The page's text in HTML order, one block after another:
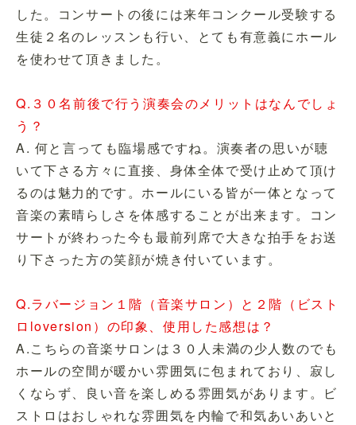
した。コンサートの後には来年コンクール受験する
生徒２名のレッスンも行い、とても有意義にホール
を使わせて頂きました。
Q.３０名前後で行う演奏会のメリットはなんでしょ
う？
A. 何と言っても臨場感ですね。演奏者の思いが聴
いて下さる方々に直接、身体全体で受け止めて頂け
るのは魅力的です。ホールにいる皆が一体となって
音楽の素晴らしさを体感することが出来ます。コン
サートが終わった今も最前列席で大きな拍手をお送
り下さった方の笑顔が焼き付いています。
Q.ラバージョン１階（音楽サロン）と２階（ビスト
ロloversion）の印象、使用した感想は？
A.こちらの音楽サロンは３０人未満の少人数のでも
ホールの空間が暖かい雰囲気に包まれており、寂し
くならず、良い音を楽しめる雰囲気があります。ビ
ストロはおしゃれな雰囲気を内輪で和気あいあいと